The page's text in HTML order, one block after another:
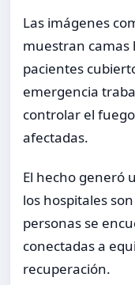
Las imágenes
muestran camas
pacientes
emergencia
controlar el
afectadas.
El hecho generó
los hospitales
personas se
conectadas a
recuperación.